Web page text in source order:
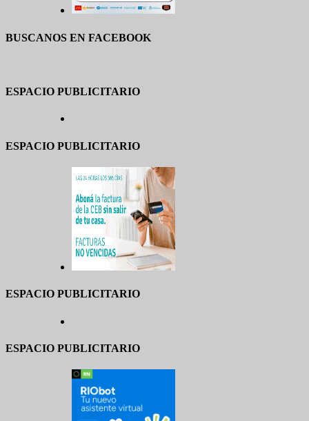
BUSCANOS EN FACEBOOK
ESPACIO PUBLICITARIO
ESPACIO PUBLICITARIO
ESPACIO PUBLICITARIO
ESPACIO PUBLICITARIO